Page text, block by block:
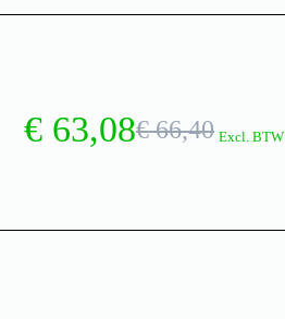
€66,40
€ 63,08 Excl. BTW